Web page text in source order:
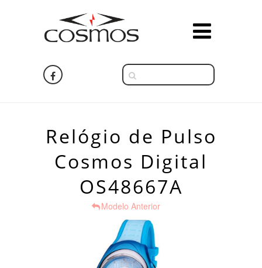
Relógio de Pulso
Cosmos Digital
OS48667A
Modelo Anterior